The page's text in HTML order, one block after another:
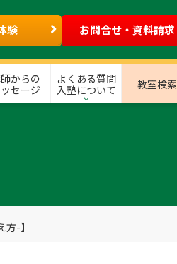
験 お問合せ・資料請求
からの
セージ
よくある質問
入塾について
教室検索
-】